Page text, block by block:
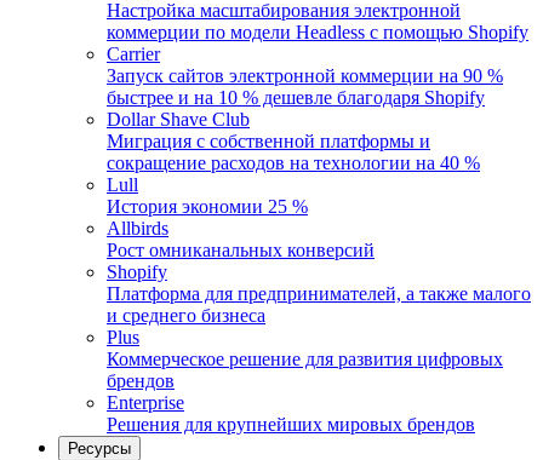
Настройка масштабирования электронной
коммерции по модели Headless с помощью Shopify
Carrier
Запуск сайтов электронной коммерции на 90 %
быстрее и на 10 % дешевле благодаря Shopify
Dollar Shave Club
Миграция с собственной платформы и
сокращение расходов на технологии на 40 %
Lull
История экономии 25 %
Allbirds
Рост омниканальных конверсий
Shopify
Платформа для предпринимателей, а также малого
и среднего бизнеса
Plus
Коммерческое решение для развития цифровых
брендов
Enterprise
Решения для крупнейших мировых брендов
Ресурсы